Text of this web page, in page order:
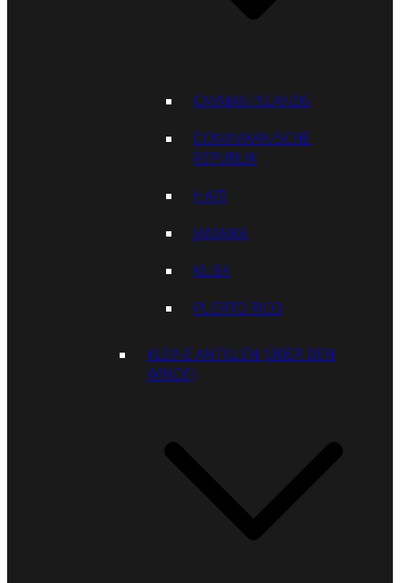
CAYMAN ISLANDS
DOMINIKANISCHE
REPUBLIK
HAITI
JAMAIKA
KUBA
PUERTO RICO
KLEINE ANTILLEN (ÜBER DEN
WINDE)